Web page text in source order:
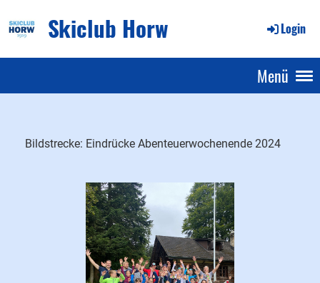
Skiclub Horw Login
Menü
Bildstrecke: Eindrücke Abenteuerwochenende 2024